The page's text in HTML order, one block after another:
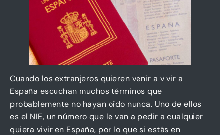
Cuando los extranjeros quieren venir a vivir a
España escuchan muchos términos que
probablemente no hayan oído nunca. Uno de ellos
es el NIE, un número que le van a pedir a cualquier
quiera vivir en España, por lo que si estás en